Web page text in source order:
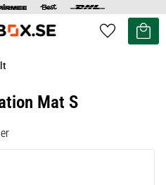
Favoriter
Kundvagn
Mat S